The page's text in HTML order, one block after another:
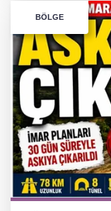
BÖLGE